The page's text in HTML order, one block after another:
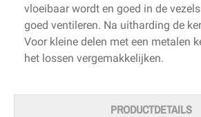
vloeibaar wordt en goed in de
goed ventileren. Na uitharding de
Voor kleine delen met een metalen
het lossen vergemakkelijken.
PRODUCTDETAILS